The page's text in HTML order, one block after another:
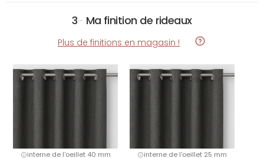
3- Ma finition de rideaux
Plus de finitions en magasin !
interne de l'oeillet 40 mm interne de l'oeillet 25 mm